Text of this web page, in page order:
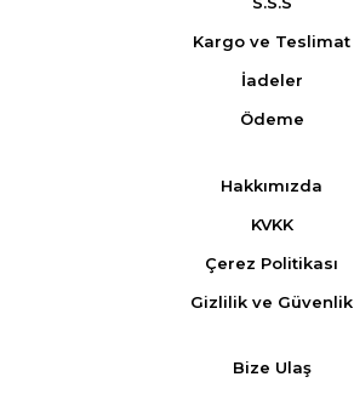
Kargo ve Teslimat
İadeler
Ödeme
Hakkımızda
KVKK
Çerez Politikası
Gizlilik ve Güvenlik
Bize Ulaş